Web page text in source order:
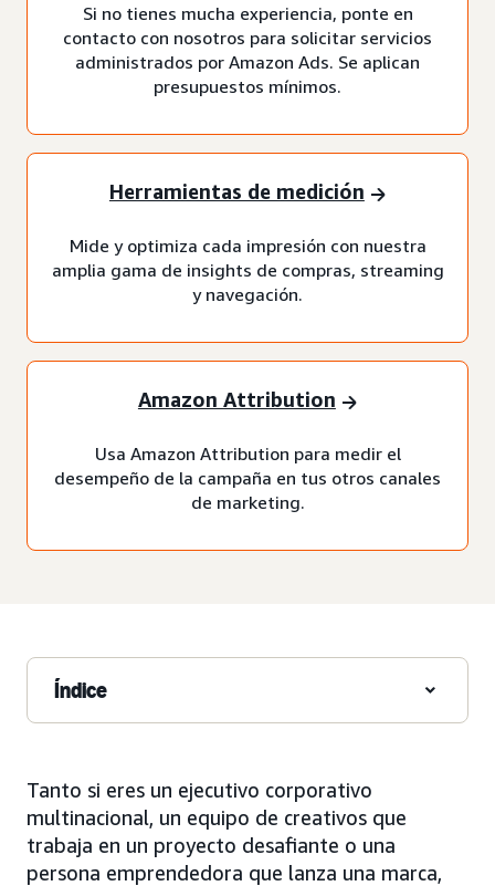
Si no tienes mucha experiencia, ponte en
contacto con nosotros para solicitar servicios
administrados por Amazon Ads. Se aplican
presupuestos mínimos.
Herramientas de medición
Mide y optimiza cada impresión con nuestra
amplia gama de insights de compras, streaming
y navegación.
Amazon Attribution
Usa Amazon Attribution para medir el
desempeño de la campaña en tus otros canales
de marketing.
Índice
Tanto si eres un ejecutivo corporativo
multinacional, un equipo de creativos que
trabaja en un proyecto desafiante o una
persona emprendedora que lanza una marca,